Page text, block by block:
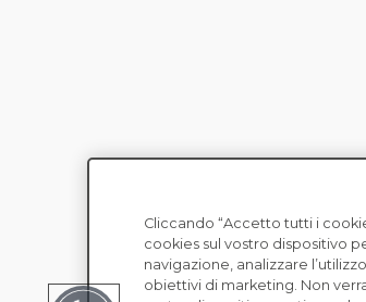
Copyright ©
Cliccando “Accetto tutti i
cookies sul vostro dispositivo
navigazione, analizzare
obiettivi di marketing. Non